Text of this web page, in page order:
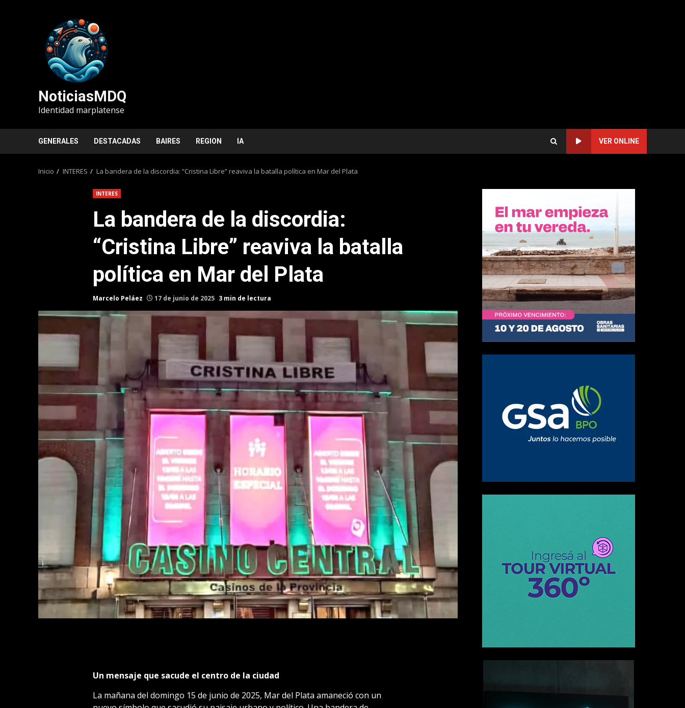
NoticiasMDQ
Identidad marplatense
GENERALES DESTACADAS BAIRES REGION IA VER ONLINE
Inicio INTERES La bandera de la discordia: “Cristina Libre” reaviva la batalla política en Mar del Plata
INTERES
La bandera de la discordia:
“Cristina Libre” reaviva la batalla
política en Mar del Plata
Marcelo Peláez 17 de junio de 2025 3 min de lectura
Un mensaje que sacude el centro de la ciudad
La mañana del domingo 15 de junio de 2025, Mar del Plata amaneció con un